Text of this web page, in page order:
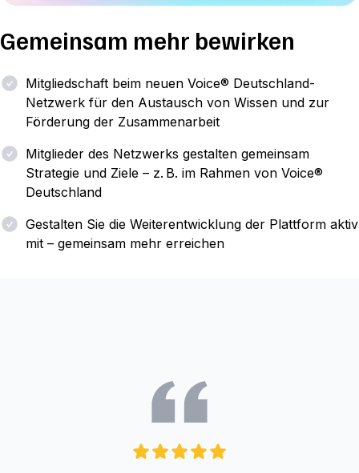
Gemeinsam mehr bewirken
Mitgliedschaft beim neuen Voice® Deutschland-
Netzwerk für den Austausch von Wissen und zur
Förderung der Zusammenarbeit
Mitglieder des Netzwerks gestalten gemeinsam
Strategie und Ziele – z. B. im Rahmen von Voice®
Deutschland
Gestalten Sie die Weiterentwicklung der Plattform aktiv
mit – gemeinsam mehr erreichen